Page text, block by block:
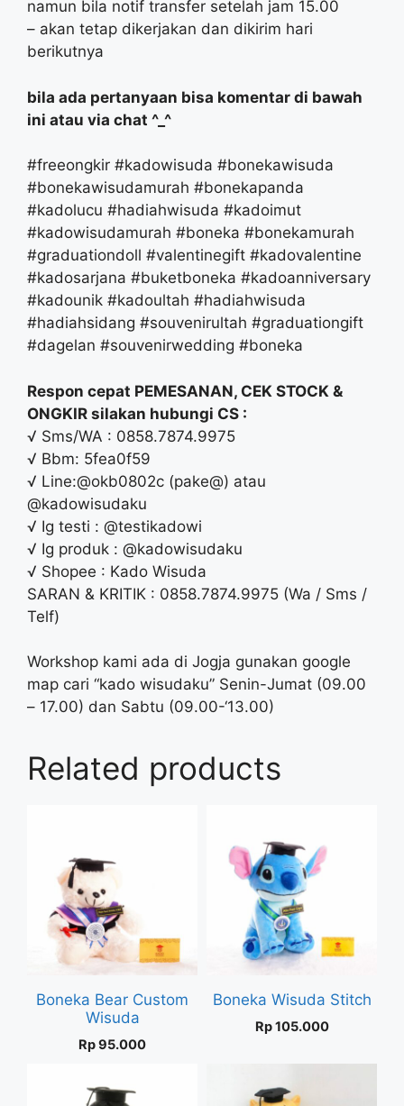
namun bila notif transfer setelah jam 15.00
– akan tetap dikerjakan dan dikirim hari
berikutnya
bila ada pertanyaan bisa komentar di bawah
ini atau via chat ^_^
#freeongkir #kadowisuda #bonekawisuda
#bonekawisudamurah #bonekapanda
#kadolucu #hadiahwisuda #kadoimut
#kadowisudamurah #boneka #bonekamurah
#graduationdoll #valentinegift #kadovalentine
#kadosarjana #buketboneka #kadoanniversary
#kadounik #kadoultah #hadiahwisuda
#hadiahsidang #souvenirultah #graduationgift
#dagelan #souvenirwedding #boneka
Respon cepat PEMESANAN, CEK STOCK &
ONGKIR silakan hubungi CS :
√ Sms/WA : 0858.7874.9975
√ Bbm: 5fea0f59
√ Line:@okb0802c (pake@) atau
@kadowisudaku
√ Ig testi : @testikadowi
√ Ig produk : @kadowisudaku
√ Shopee : Kado Wisuda
SARAN & KRITIK : 0858.7874.9975 (Wa / Sms /
Telf)
Workshop kami ada di Jogja gunakan google
map cari “kado wisudaku” Senin-Jumat (09.00
– 17.00) dan Sabtu (09.00-‘13.00)
Related products
Boneka Bear Custom
Wisuda
Rp95.000
Boneka Wisuda Stitch
Rp105.000